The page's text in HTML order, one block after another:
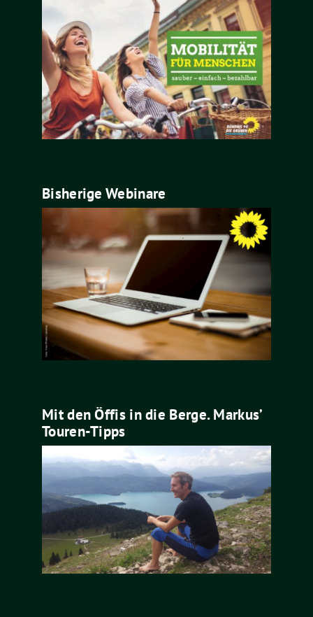
Bisherige Webinare
Mit den Öffis in die Berge. Markus’
Touren-Tipps